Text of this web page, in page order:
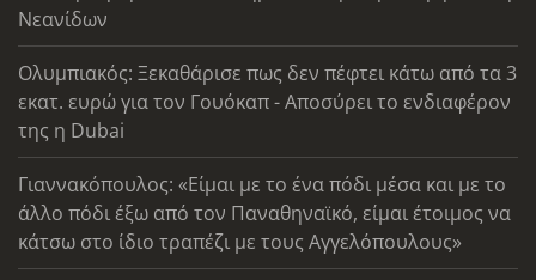
Νεανίδων
Ολυμπιακός: Ξεκαθάρισε πως δεν πέφτει κάτω από τα 3
εκατ. ευρώ για τον Γουόκαπ - Αποσύρει το ενδιαφέρον
της η Dubai
Γιαννακόπουλος: «Είμαι με το ένα πόδι μέσα και με το
άλλο πόδι έξω από τον Παναθηναϊκό, είμαι έτοιμος να
κάτσω στο ίδιο τραπέζι με τους Αγγελόπουλους»